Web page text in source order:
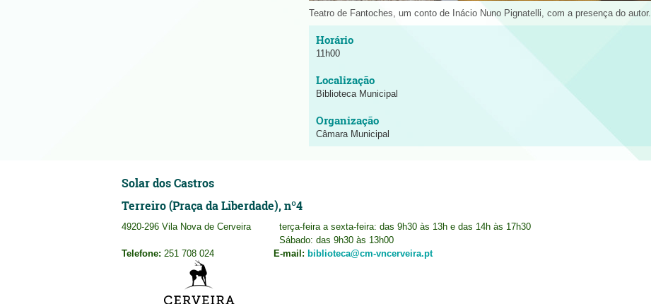
Teatro de Fantoches, um conto de Inácio Nuno Pignatelli, com a presença do autor.
11h00
Biblioteca Municipal
Câmara Municipal
Solar dos Castros
Terreiro (Praça da Liberdade), nº4
4920-296 Vila Nova de Cerveira
terça-feira a sexta-feira: das 9h30 às 13h e das 14h às 17h30
Sábado: das 9h30 às 13h00
Telefone: 251 708 024 E-mail: biblioteca@cm-vncerveira.pt